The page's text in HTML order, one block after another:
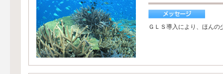
ＧＬＳ導入により、ほん